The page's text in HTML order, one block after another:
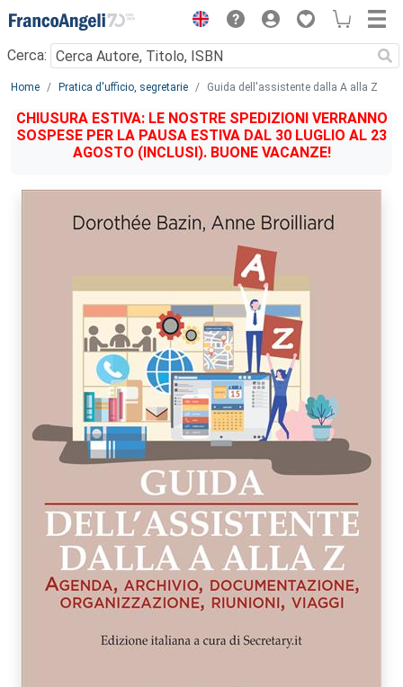
Menu
Cerca:
Main content
Home Pratica d'ufficio, segretarie Guida dell'assistente dalla A alla Z
CHIUSURA ESTIVA: LE NOSTRE SPEDIZIONI VERRANNO
SOSPESE PER LA PAUSA ESTIVA DAL 30 LUGLIO AL 23
AGOSTO (INCLUSI). BUONE VACANZE!